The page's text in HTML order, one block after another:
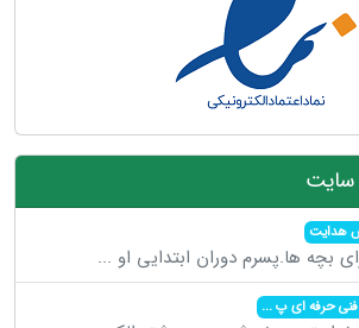
سایت
هدایت
بچه ها.پسرم دوران ابتدایی او ...
فنی حرفه ای پ...